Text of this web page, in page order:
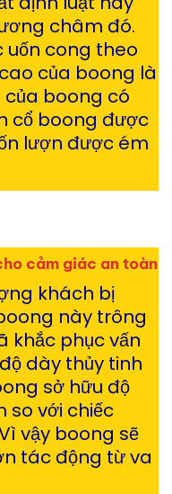
châm đó.
uốn cong theo
của boong là
boong có
cổ boong được
lượn được ém
cảm giác an toàn
khách bị
này trông
khắc phục vấn
dày thủy tinh
sở hữu độ
so với chiếc
vậy boong sẽ
tác động từ va